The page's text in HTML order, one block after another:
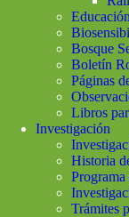
Bosque
Boletín
Páginas
Libros
Investigación
Historia
Programa
Trámites